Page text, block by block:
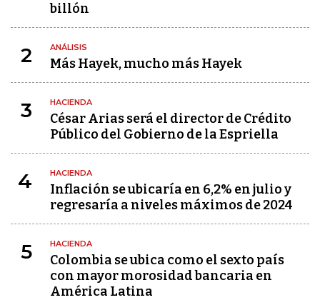
billón
2 ANÁLISIS
Más Hayek, mucho más Hayek
3 HACIENDA
César Arias será el director de Crédito
Público del Gobierno de la Espriella
4 HACIENDA
Inflación se ubicaría en 6,2% en julio y
regresaría a niveles máximos de 2024
5 HACIENDA
Colombia se ubica como el sexto país
con mayor morosidad bancaria en
América Latina